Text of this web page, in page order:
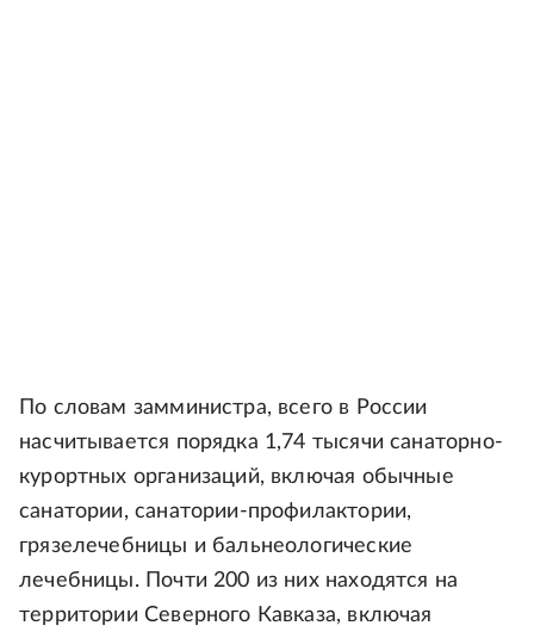
По словам замминистра, всего в России
насчитывается порядка 1,74 тысячи санаторно-
курортных организаций, включая обычные
санатории, санатории-профилактории,
грязелечебницы и бальнеологические
лечебницы. Почти 200 из них находятся на
территории Северного Кавказа, включая